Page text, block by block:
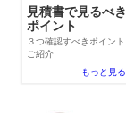
見積書で見るべき
ポイント
３つ確認すべきポイント
ご紹介
もっと見